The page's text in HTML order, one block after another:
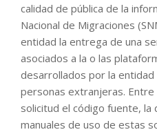
calidad de pública de la
Nacional de Migraciones
entidad la entrega de una
asociados a la o las
desarrollados por la
personas extranjeras. Entre
solicitud el código fuente, la
manuales de uso de estas